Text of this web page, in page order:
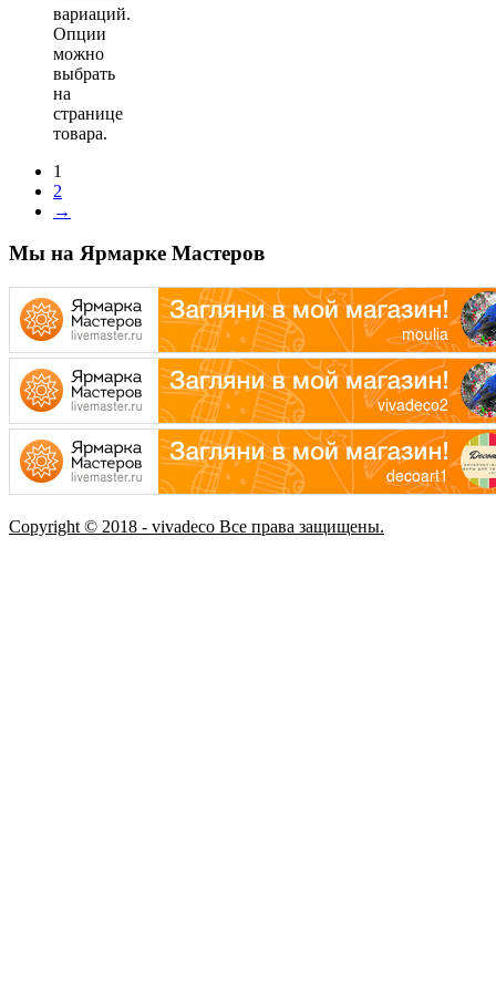
вариаций.
Опции
можно
выбрать
на
странице
товара.
1
2
→
Мы на Ярмарке Мастеров
Copyright © 2018 - vivadeco Все права защищены.